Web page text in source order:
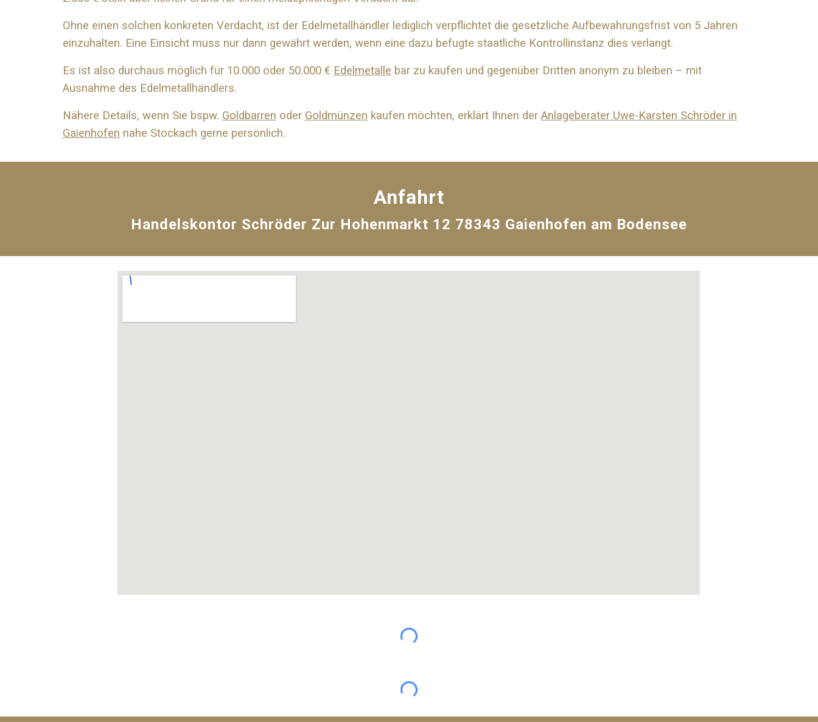
Ohne einen solchen konkreten Verdacht, ist der Edelmetallhändler lediglich verpflichtet die gesetzliche Aufbewahrungsfrist von 5 Jahren
einzuhalten. Eine Einsicht muss nur dann gewährt werden, wenn eine dazu befugte staatliche Kontrollinstanz dies verlangt.
Es ist also durchaus möglich für 10.000 oder 50.000 € Edelmetalle bar zu kaufen und gegenüber Dritten anonym zu bleiben – mit
Ausnahme des Edelmetallhändlers.
Nähere Details, wenn Sie bspw. Goldbarren oder Goldmünzen kaufen möchten, erklärt Ihnen der Anlageberater Uwe-Karsten Schröder in
Gaienhofen nahe Stockach gerne persönlich.
Anfahrt
Handelskontor Schröder Zur Hohenmarkt 12 78343 Gaienhofen am Bodensee